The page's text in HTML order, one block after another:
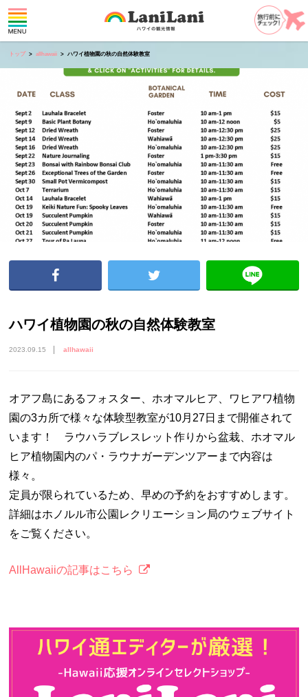
トップ allhawaii ハワイ植物園の秋の自然体験教室
ハワイ植物園の秋の自然体験教室
2023.09.15 allhawaii
オアフ島にあるフォスター、ホオマルヒア、ワヒアワ植物
園の3カ所で様々な体験型教室が10月27日まで開催されて
います！ ラウハラブレスレット作りから盆栽、ホオマル
ヒア植物園内のパ・ラウナガーデンツアーまで内容は
様々。
定員が限られているため、早めの予約をおすすめします。
詳細はホノルル市公園レクリエーション局のウェブサイト
をご覧ください。
AllHawaiiの記事はこちら